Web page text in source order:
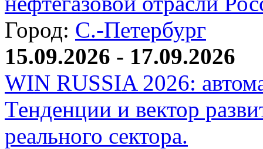
Город: С.-Петербург
15.09.2026 - 17.09.2026
WIN RUSSIA 2026:
Тенденции и вектор
реального сектора.